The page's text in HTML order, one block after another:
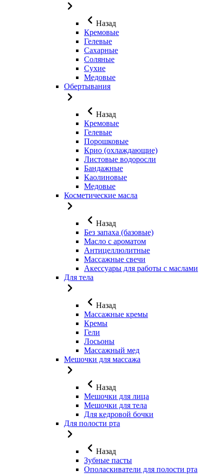
Назад
Кремовые
Гелевые
Сахарные
Соляные
Сухие
Медовые
Обертывания
Назад
Кремовые
Гелевые
Порошковые
Крио (охлаждающие)
Листовые водоросли
Бандажные
Каолиновые
Медовые
Косметические масла
Назад
Без запаха (базовые)
Масло с ароматом
Антицеллюлитные
Массажные свечи
Акессуары для работы с маслами
Для тела
Назад
Массажные кремы
Кремы
Гели
Лосьоны
Массажный мед
Мешочки для массажа
Назад
Мешочки для лица
Мешочки для тела
Для кедровой бочки
Для полости рта
Назад
Зубные пасты
Ополаскиватели для полости рта